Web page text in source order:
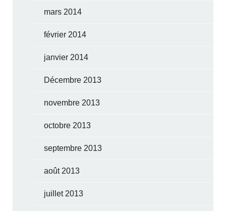
mars 2014
février 2014
janvier 2014
Décembre 2013
novembre 2013
octobre 2013
septembre 2013
août 2013
juillet 2013